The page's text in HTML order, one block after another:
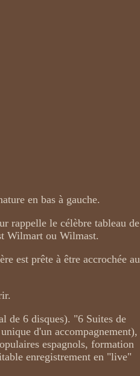
en bas à gauche.
rappelle le célèbre tableau de
Wilmart ou Wilmast.
est prête à être accrochée au
de 6 disques). "6 Suites de
d'un accompagnement),
espagnols, formation
enregistrement en "live"